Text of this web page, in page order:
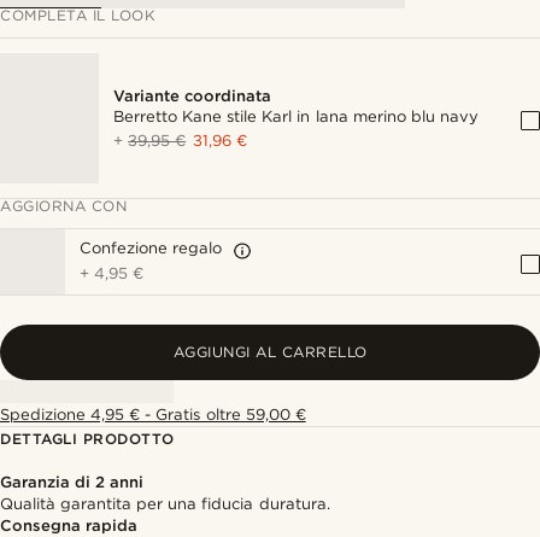
COMPLETA IL LOOK
Variante coordinata
Berretto Kane stile Karl in lana merino blu navy
+39,95 € 31,96 €
AGGIORNA CON
Confezione regalo
+4,95 €
AGGIUNGI AL CARRELLO
Spedizione 4,95 € - Gratis oltre 59,00 €
DETTAGLI PRODOTTO
Garanzia di 2 anni
Qualità garantita per una fiducia duratura.
Consegna rapida